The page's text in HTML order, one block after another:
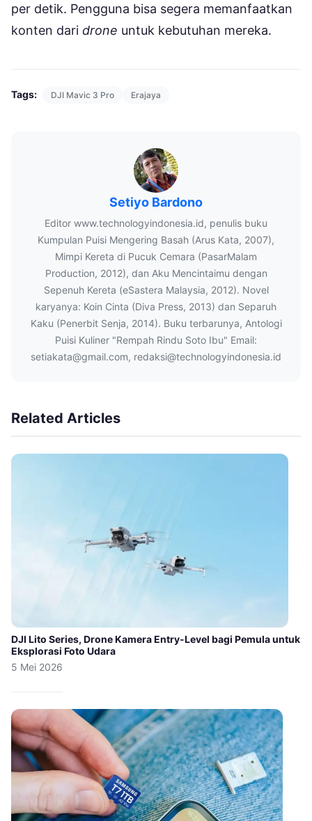
per detik. Pengguna bisa segera memanfaatkan
konten dari drone untuk kebutuhan mereka.
Tags: DJI Mavic 3 Pro Erajaya
Setiyo Bardono
Editor www.technologyindonesia.id, penulis buku
Kumpulan Puisi Mengering Basah (Arus Kata, 2007),
Mimpi Kereta di Pucuk Cemara (PasarMalam
Production, 2012), dan Aku Mencintaimu dengan
Sepenuh Kereta (eSastera Malaysia, 2012). Novel
karyanya: Koin Cinta (Diva Press, 2013) dan Separuh
Kaku (Penerbit Senja, 2014). Buku terbarunya, Antologi
Puisi Kuliner "Rempah Rindu Soto Ibu" Email:
setiakata@gmail.com, redaksi@technologyindonesia.id
Related Articles
DJI Lito Series, Drone Kamera Entry-Level bagi Pemula untuk
Eksplorasi Foto Udara
5 Mei 2026